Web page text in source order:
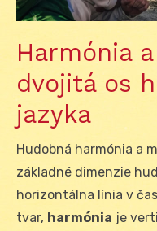
Harmónia
dvojitá os
jazyka
Hudobná harmónia a
základné dimenzie
horizontálna línia v
tvar, harmónia je